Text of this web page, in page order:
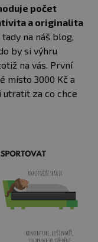
počet
a originalita
na náš blog,
by si výhru
na vás. První
místo 3000 Kč a
za co chce